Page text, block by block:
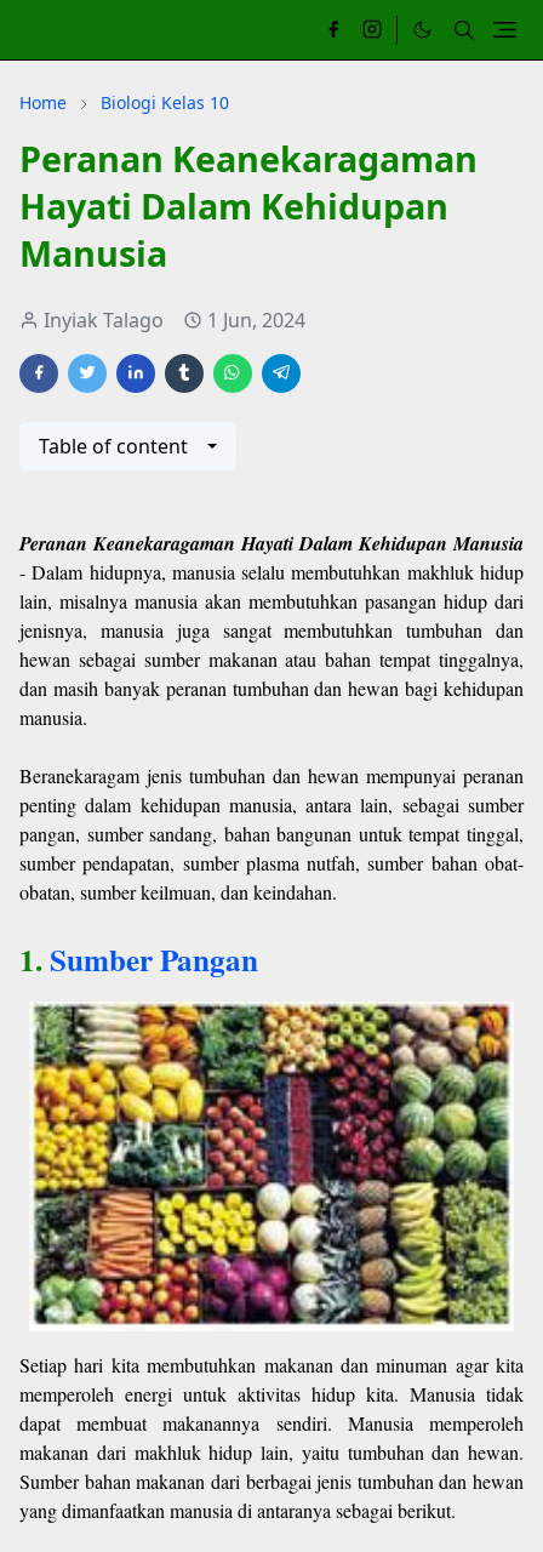
Home Biologi Kelas 10
Peranan Keanekaragaman
Hayati Dalam Kehidupan
Manusia
Inyiak Talago 1 Jun, 2024
Table of content
Peranan Keanekaragaman Hayati Dalam Kehidupan Manusia
- Dalam hidupnya, manusia selalu membutuhkan makhluk hidup
lain, misalnya manusia akan membutuhkan pasangan hidup dari
jenisnya, manusia juga sangat membutuhkan tumbuhan dan
hewan sebagai sumber makanan atau bahan tempat tinggalnya,
dan masih banyak peranan tumbuhan dan hewan bagi kehidupan
manusia.
Beranekaragam jenis tumbuhan dan hewan mempunyai peranan
penting dalam kehidupan manusia, antara lain, sebagai sumber
pangan, sumber sandang, bahan bangunan untuk tempat tinggal,
sumber pendapatan, sumber plasma nutfah, sumber bahan obat-
obatan, sumber keilmuan, dan keindahan.
1.Sumber Pangan
Setiap hari kita membutuhkan makanan dan minuman agar kita
memperoleh energi untuk aktivitas hidup kita. Manusia tidak
dapat membuat makanannya sendiri. Manusia memperoleh
makanan dari makhluk hidup lain, yaitu tumbuhan dan hewan.
Sumber bahan makanan dari berbagai jenis tumbuhan dan hewan
yang dimanfaatkan manusia di antaranya sebagai berikut.